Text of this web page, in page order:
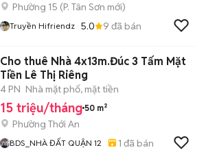
Phường 15 (P. Tân Sơn mới)
Truyền Hifriendz 5.0 9 đã bán
Cho thuê Nhà 4x13m.Đúc 3 Tấm Mặt
Tiền Lê Thị Riêng
4 PN Nhà mặt phố, mặt tiền
15 triệu/tháng 50 m²
Phường Thới An
BDS_NHÀ ĐẤT QUẬN 12 1 đã bán